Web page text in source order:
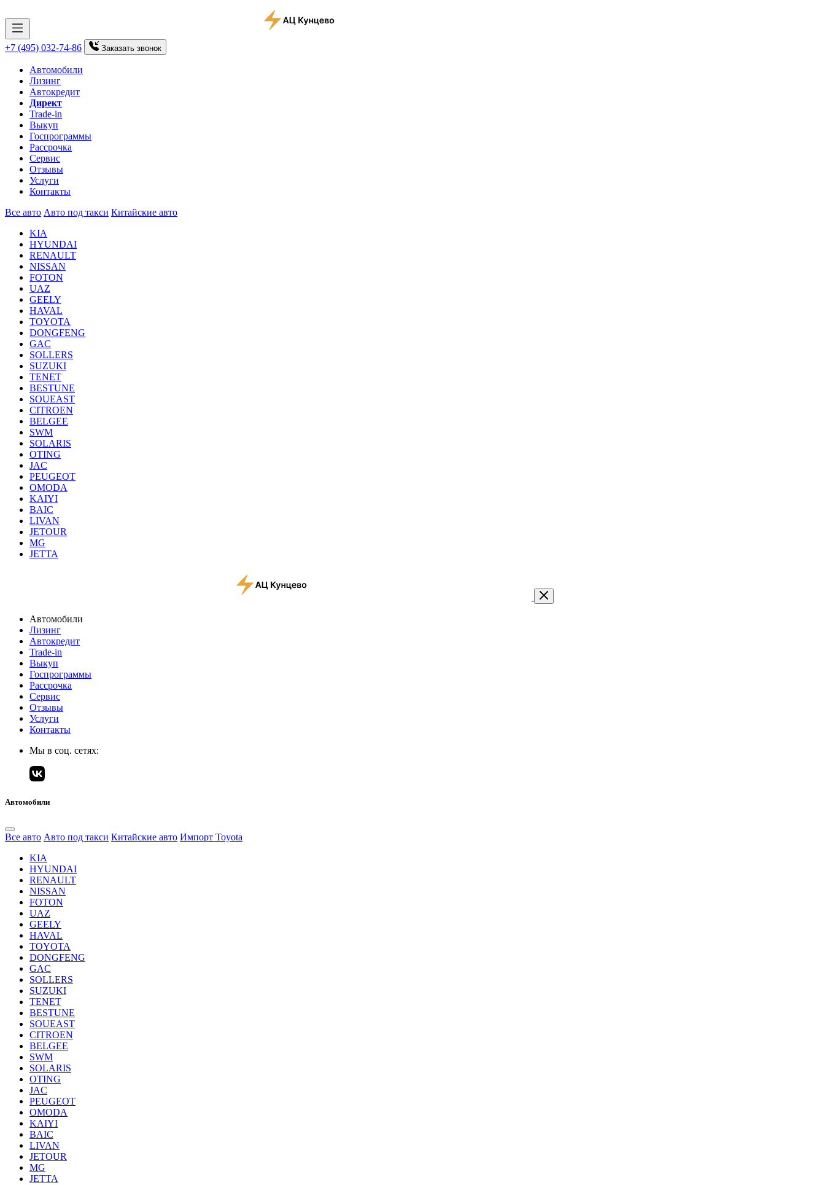
+7 (495) 032-74-86 Заказать звонок
Автомобили
Лизинг
Автокредит
Директ
Trade-in
Выкуп
Госпрограммы
Рассрочка
Сервис
Отзывы
Услуги
Контакты
Все авто Авто под такси Китайские авто
KIA
HYUNDAI
RENAULT
NISSAN
FOTON
UAZ
GEELY
HAVAL
TOYOTA
DONGFENG
GAC
SOLLERS
SUZUKI
TENET
BESTUNE
SOUEAST
CITROEN
BELGEE
SWM
SOLARIS
OTING
JAC
PEUGEOT
OMODA
KAIYI
BAIC
LIVAN
JETOUR
MG
JETTA
Автомобили
Лизинг
Автокредит
Trade-in
Выкуп
Госпрограммы
Рассрочка
Сервис
Отзывы
Услуги
Контакты
Мы в соц. сетях:
Автомобили
Все авто Авто под такси Китайские авто Импорт Toyota
KIA
HYUNDAI
RENAULT
NISSAN
FOTON
UAZ
GEELY
HAVAL
TOYOTA
DONGFENG
GAC
SOLLERS
SUZUKI
TENET
BESTUNE
SOUEAST
CITROEN
BELGEE
SWM
SOLARIS
OTING
JAC
PEUGEOT
OMODA
KAIYI
BAIC
LIVAN
JETOUR
MG
JETTA